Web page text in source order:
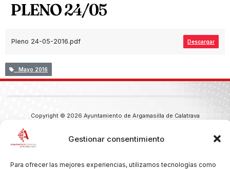
Gestionar consentimiento
Para ofrecer las mejores experiencias, utilizamos tecnologías como
PLENO 24/05
Pleno 24-05-2016.pdf Descargar
Mayo 2016
Copyright © 2026 Ayuntamiento de Argamasilla de Calatrava